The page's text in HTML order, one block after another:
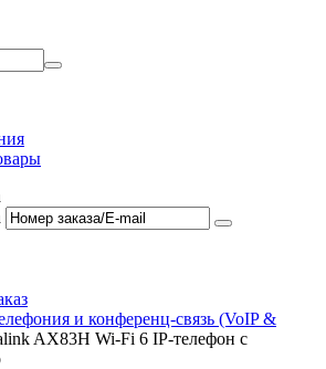
и конференц-связь (VoIP &
AX83H Wi-Fi 6 IP-телефон с